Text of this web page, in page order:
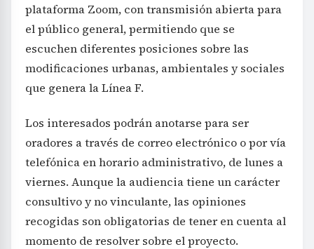
plataforma Zoom, con transmisión abierta para
el público general, permitiendo que se
escuchen diferentes posiciones sobre las
modificaciones urbanas, ambientales y sociales
que genera la Línea F.
Los interesados podrán anotarse para ser
oradores a través de correo electrónico o por vía
telefónica en horario administrativo, de lunes a
viernes. Aunque la audiencia tiene un carácter
consultivo y no vinculante, las opiniones
recogidas son obligatorias de tener en cuenta al
momento de resolver sobre el proyecto.